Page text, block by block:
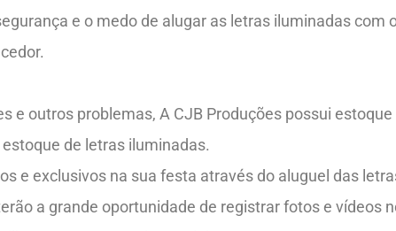
e o medo de alugar as letras iluminadas com
e outros problemas, A CJB Produções possui
de letras iluminadas.
e exclusivos na sua festa através do aluguel das
a grande oportunidade de registrar fotos e vídeos